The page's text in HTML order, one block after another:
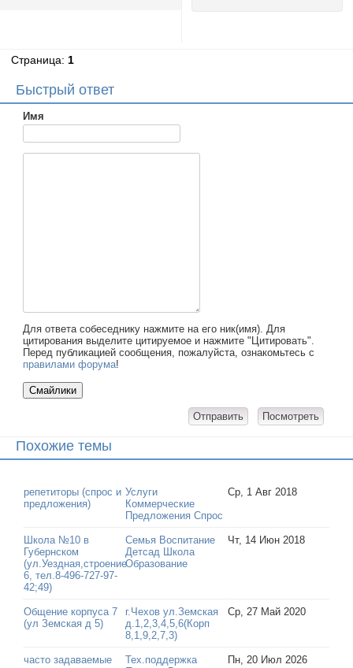
Страница:1
Быстрый ответ
Имя
Для ответа собеседнику нажмите на его ник(имя). Для
цитирования выделите цитируемое и нажмите "Цитировать".
Перед публикацией сообщения, пожалуйста, ознакомьтесь с
правилами форума!
Похожие темы
репетиторы (спрос и
предложения)
Услуги
Коммерческие
Предложения Спрос
Ср, 1 Авг 2018
Школа №10 в
Губернском
(ул.Уездная,строение
6, тел.8-496-727-97-
42;49)
Семья Воспитание
Детсад Школа
Образование
Чт, 14 Июн 2018
Общение корпуса 7
(ул Земская д 5)
г.Чехов ул.Земская
д.1,2,3,4,5,6(Корп
8,1,9,2,7,3)
Ср, 27 Май 2020
часто задаваемые
Тех.поддержка
Пн, 20 Июл 2026